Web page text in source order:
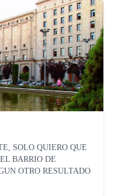
SOLO QUIERO QUE
BARRIO DE
OTRO RESULTADO